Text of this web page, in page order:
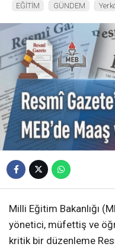
EĞİTİM GÜNDEM
Milli Eğitim Bakanlığı
yönetici, müfettiş ve
kritik bir düzenleme